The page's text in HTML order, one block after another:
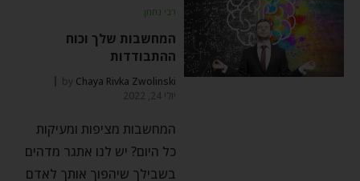
רבי נחמן
המחשבות שלך וכוח
ההתבודדות
by Chaya Rivka Zwolinski
יולי 24, 2022
המחשבות מציפות ומעיקות
כל היום? יש לנו אתגר מדהים
בשבילך שיהפוך אותך לאדם